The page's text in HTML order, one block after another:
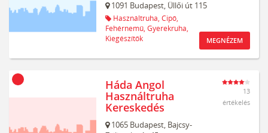
1091 Budapest, Üllői út 115
Használtruha, Cipő,
Fehérnemű, Gyerekruha,
Kiegészítők
MEGNÉZEM
Háda Angol
Használtruha
Kereskedés
1065 Budapest, Bajcsy-
13
értékelés